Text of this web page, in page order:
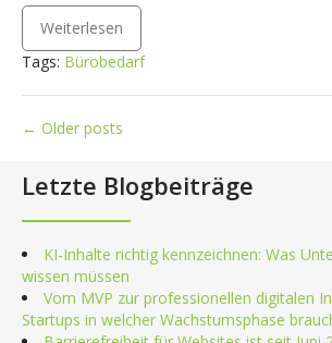
Weiterlesen
Tags: Bürobedarf
Posts
← Older posts
Letzte Blogbeiträge
KI-Inhalte richtig kennzeichnen: Was
wissen müssen
Vom MVP zur professionellen digitalen
Startups in welcher Wachstumsphase